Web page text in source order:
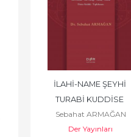
İLAHİ-NAME ŞEYHİ
TURABİ KUDDİSE
SIRRUH
Sebahat ARMAĞAN
Der Yayınları